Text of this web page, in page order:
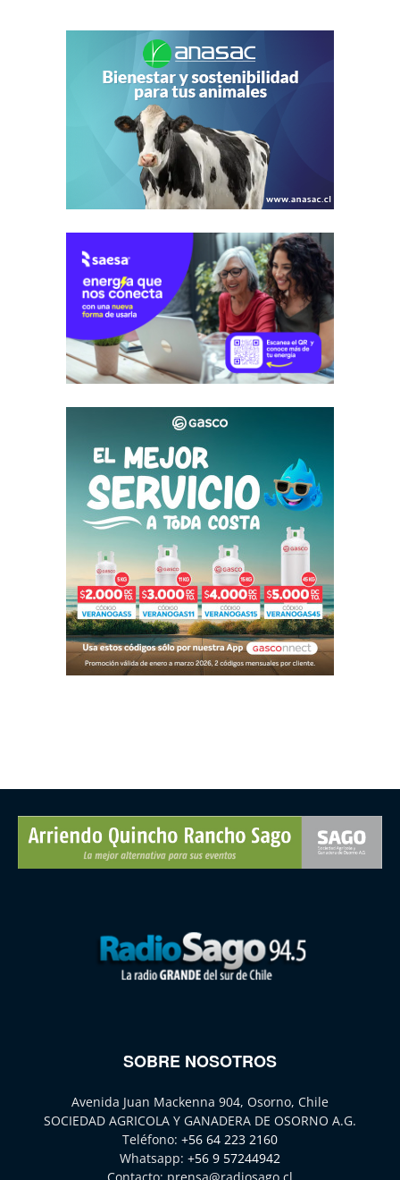
SOBRE NOSOTROS
Avenida Juan Mackenna 904, Osorno, Chile
SOCIEDAD AGRICOLA Y GANADERA DE OSORNO A.G.
Teléfono: +56 64 223 2160
Whatsapp: +56 9 57244942